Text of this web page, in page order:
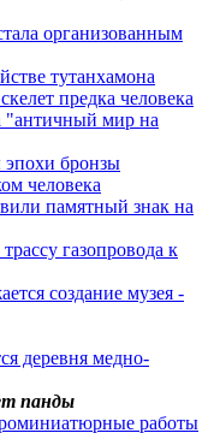
организованным
тутанхамона
предка человека
"античный мир на
бронзы
человека
памятный знак на
газопровода к
создание музея -
деревня медно-
панды
работы